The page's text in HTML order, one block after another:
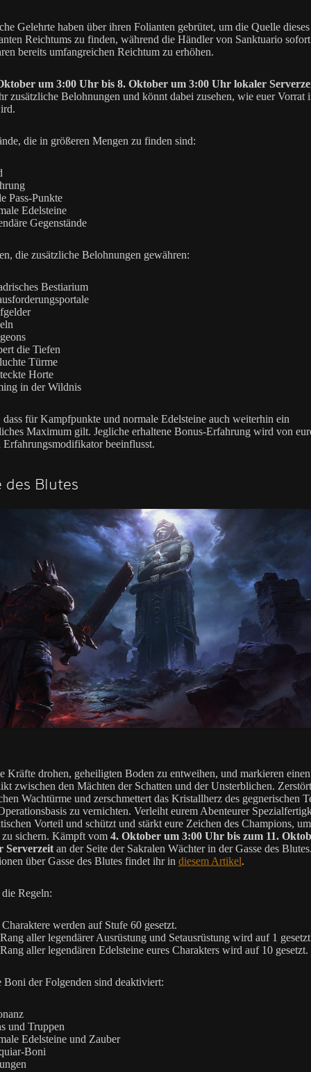
Gelehrte haben über ihren Folianten gebrütet, um die Quelle dieses
Reichtums zu finden, während die Händler von Sanktuario
bereits umfangreichen Reichtum zu erhöhen.
um 3:00 Uhr bis 8. Oktober um 3:00 Uhr lokaler
zusätzliche Belohnungen und könnt dabei zusehen, wie euer Vorrat
die in größeren Mengen zu finden sind:
Pass-Punkte
Edelsteine
Gegenstände
die zusätzliche Belohnungen gewähren:
Bestiarium
die Tiefen
Türme
Horte
in der Wildnis
dass für Kampfpunkte und normale Edelsteine auch weiterhin ein
Maximum gilt. Jegliche erhaltene Bonus-Erfahrung wird von
Erfahrungsmodifikator beeinflusst.
des Blutes
Kräfte drohen, geheiligten Boden zu entweihen, und markieren
zwischen den Mächten der Schatten und der Unsterblichen.
Wachtürme und zerschmettert das Kristallherz des gegnerischen
zu vernichten. Verleiht eurem Abenteurer
Vorteil und schützt und stärkt eure Zeichen des Champions,
zu sichern. Kämpft vom 4. Oktober um 3:00 Uhr bis zum 11.
Serverzeit an der Seite der Sakralen Wächter in der Gasse des
über Gasse des Blutes findet ihr in diesem Artikel.
Regeln:
werden auf Stufe 60 gesetzt.
aller legendärer Ausrüstung und Setausrüstung wird auf 1
aller legendären Edelsteine eures Charakters wird auf 10 gesetzt.
Boni der Folgenden sind deaktiviert:
und Truppen
Edelsteine und Zauber
Boni